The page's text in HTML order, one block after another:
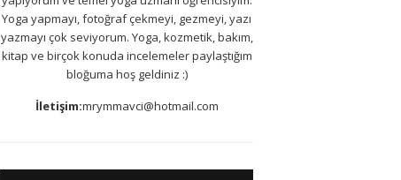
Yoga yapmayı, fotoğraf çekmeyi, gezmeyi, yazı
yazmayı çok seviyorum. Yoga, kozmetik, bakım,
kitap ve birçok konuda incelemeler paylaştığım
bloğuma hoş geldiniz :)
İletişim:mrymmavci@hotmail.com